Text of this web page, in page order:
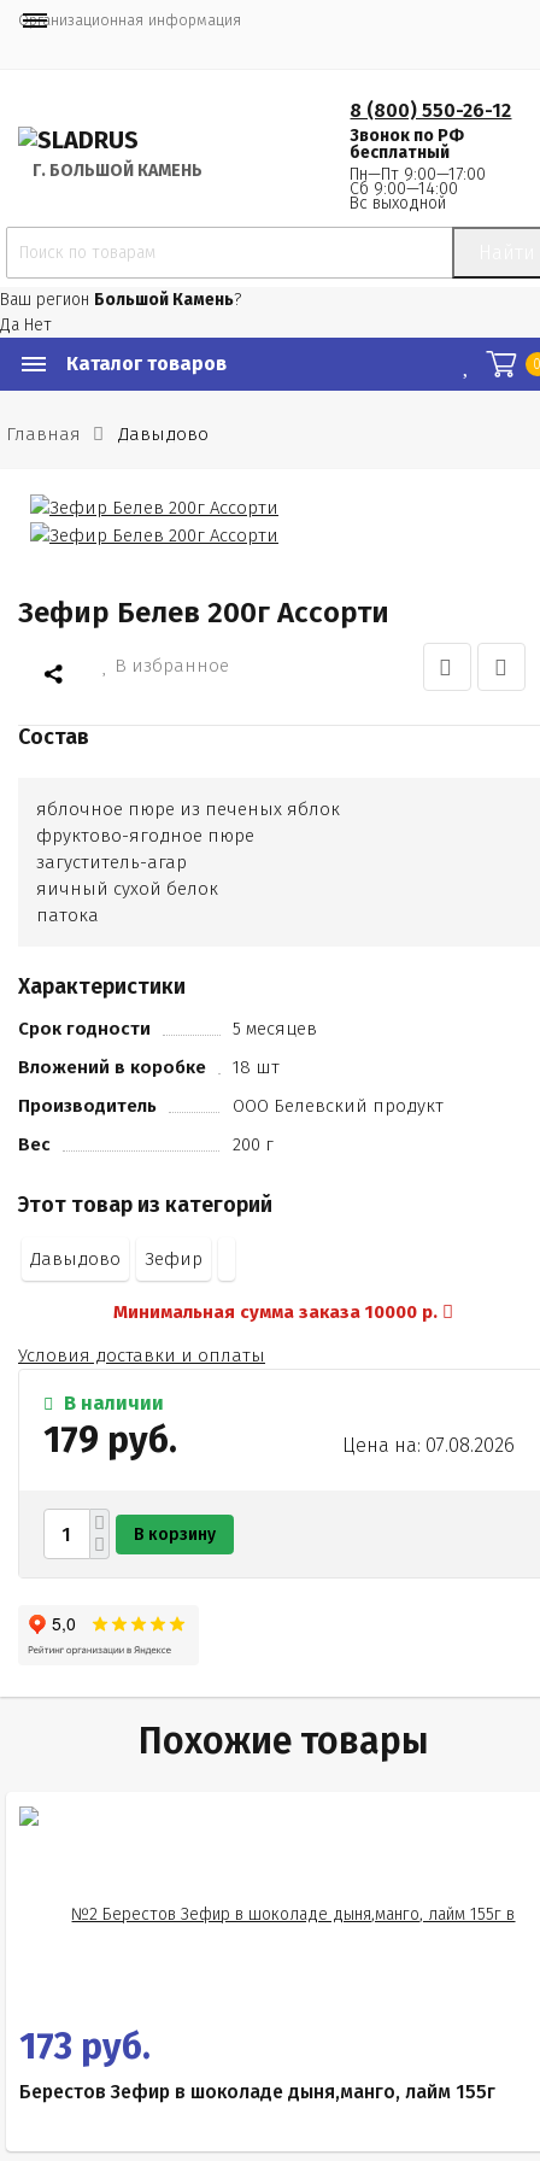
Организационная информация
Г. БОЛЬШОЙ КАМЕНЬ
8 (800) 550-26-12
Звонок по РФ
бесплатный
Пн—Пт 9:00—17:00
Сб 9:00—14:00
Вс выходной
Ваш регион Большой Камень?
Да Нет
Каталог товаров
Главная Давыдово
Зефир Белев 200г Ассорти
В избранное
Состав
яблочное пюре из печеных яблок
фруктово-ягодное пюре
загуститель-агар
яичный сухой белок
патока
Характеристики
Срок годности
5 месяцев
Вложений в коробке
18 шт
Производитель
ООО Белевский продукт
Вес
200 г
Этот товар из категорий
Давыдово Зефир
Минимальная сумма заказа 10000 р.
Условия доставки и оплаты
В наличии
179 руб. Цена на: 07.08.2026
В корзину
Похожие товары
173 руб.
Берестов Зефир в шоколаде дыня,манго, лайм 155г